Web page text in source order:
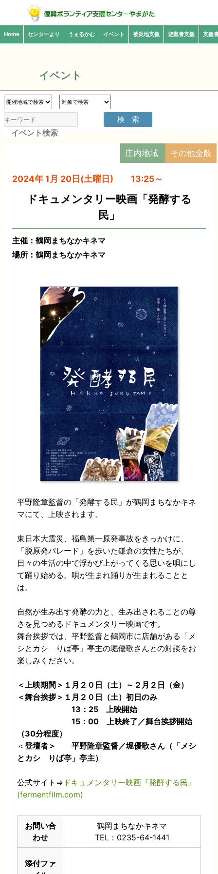
Home センターより うぇるかむ イベント 被災地支援 避難者支援 支援
イベント
イベント検索
庄内地域 その他全般
2024年 1月 20日(土曜日) 13:25～
ドキュメンタリー映画「発酵する
民」
主催：鶴岡まちなかキネマ
場所：鶴岡まちなかキネマ
平野隆章監督の「発酵する民」が鶴岡まちなかキネ
マにて、上映されます。
東日本大震災、福島第一原発事故をきっかけに、
「脱原発パレード」を歩いた鎌倉の女性たちが、
日々の生活の中で浮かび上がってくる思いを唄にし
て踊り始める。唄が生まれ踊りが生まれることと
は。
自然が生み出す発酵の力と、生み出されることの尊
さを見つめるドキュメンタリー映画です。
舞台挨拶では、平野監督と鶴岡市に店舗がある「メ
シとカシ りば亭」亭主の堀優歌さんとの対談をお
楽しみください。
＜上映期間＞ １月２０日（土）～２月２日（金）
＜舞台挨拶＞１ 月２０日（土）初日のみ
13：25 上映開始
15：00 上映終了／舞台挨拶開始
（30分程度）
＜ 登壇者＞ 平野隆章監督／堀優歌さん（「メシ
とカシ りば亭」亭主）
公式サイト⇒ ドキュメンタリー映画『発酵する民』
(fermentfilm.com)
お問い合
わせ
鶴岡まちなかキネマ
TEL：0235-64-1441
添付ファ